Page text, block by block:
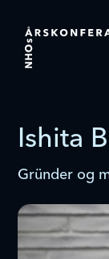
Ishita
Gründer og